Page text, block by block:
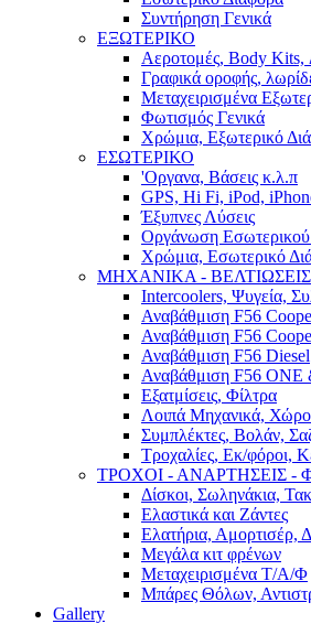
Συντήρηση Γενικά
ΕΞΩΤΕΡΙΚΟ
Αεροτομές, Body Kits,
Γραφικά οροφής,
Μεταχειρισμένα
Φωτισμός Γενικά
Χρώμια, Εξωτερικό
ΕΣΩΤΕΡΙΚΟ
'Οργανα, Βάσεις κ.λ.π
GPS, Hi Fi, iPod,
Έξυπνες Λύσεις
Οργάνωση
Χρώμια, Εσωτερικό
ΜΗΧΑΝΙΚΑ - ΒΕΛΤΙΩΣΕΙΣ
Intercoolers, Ψυγεία,
Αναβάθμιση F56
Αναβάθμιση F56
Αναβάθμιση F56 Diesel
Αναβάθμιση F56 ONE
Εξατμίσεις, Φίλτρα
Λοιπά Μηχανικά,
Συμπλέκτες, Βολάν,
Τροχαλίες, Εκ/φόροι,
ΤΡΟΧΟΙ - ΑΝΑΡΤΗΣΕΙΣ -
Δίσκοι, Σωληνάκια,
Ελαστικά και Ζάντες
Ελατήρια, Αμορτισέρ,
Μεγάλα κιτ φρένων
Μεταχειρισμένα Τ/Α/Φ
Μπάρες Θόλων,
Gallery